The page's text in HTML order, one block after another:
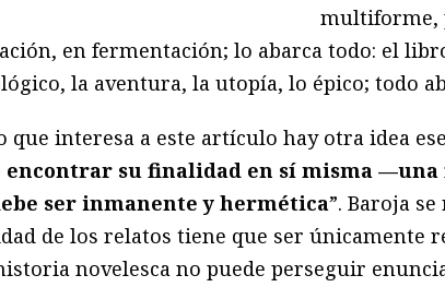
multiforme,
en fermentación; lo abarca todo: el
la aventura, la utopía, lo épico; todo
que interesa a este artículo hay otra idea
encontrar su finalidad en sí misma
ser inmanente y hermética”. Baroja
de los relatos tiene que ser únicamente
novelesca no puede perseguir